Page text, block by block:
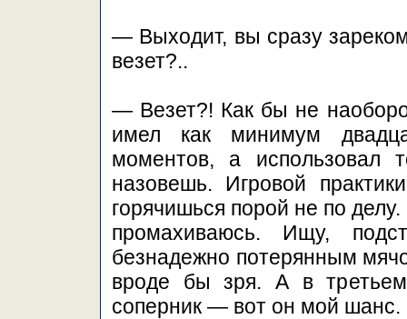
— Выходит, вы сразу
везет?..
— Везет?! Как бы не
имел как минимум
моментов, а использовал
назовешь. Игровой
горячишься порой не по
промахиваюсь. Ищу,
безнадежно потерянным
вроде бы зря. А в
соперник — вот он мой шанс.